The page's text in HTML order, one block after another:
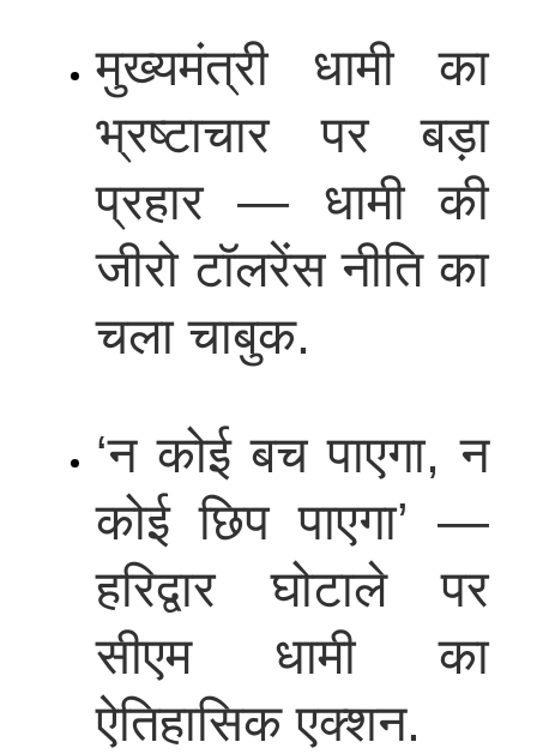
मुख्यमंत्री धामी का
भ्रष्टाचार पर बड़ा
प्रहार — धामी की
जीरो टॉलरेंस नीति का
चला चाबुक.
‘न कोई बच पाएगा, न
कोई छिप पाएगा’ —
हरिद्वार घोटाले पर
सीएम धामी का
ऐतिहासिक एक्शन.